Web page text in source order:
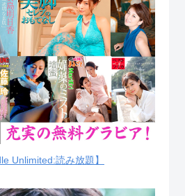
Unlimited:読み放題】